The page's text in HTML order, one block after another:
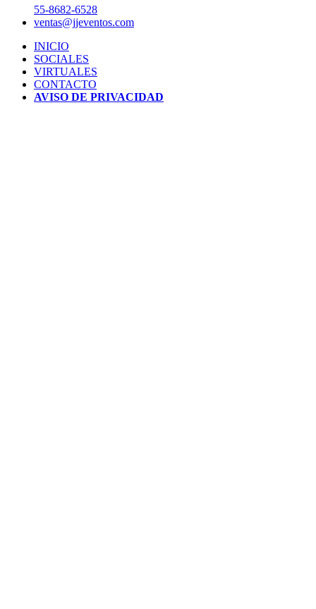
55-8682-6528
ventas@jjeventos.com
INICIO
SOCIALES
VIRTUALES
CONTACTO
AVISO DE PRIVACIDAD